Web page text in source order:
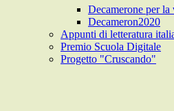
Decamerone per la
Decameron2020
Appunti di letteratura
Premio Scuola Digitale
Progetto "Cruscando"